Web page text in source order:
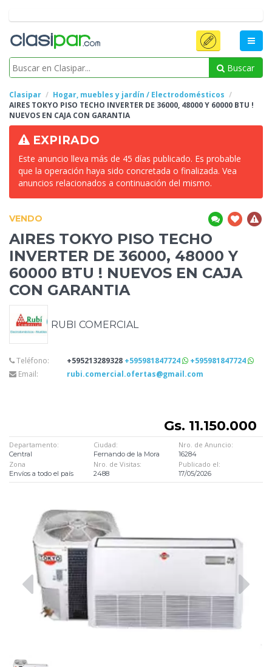
Buscar
Clasipar
Hogar, muebles y jardín / Electrodomésticos
AIRES TOKYO PISO TECHO INVERTER DE 36000, 48000 Y 60000 BTU !
NUEVOS EN CAJA CON GARANTIA
EXPIRADO
Este anuncio lleva más de 45 días publicado. Es probable
que la operación haya sido concretada o finalizada. Vea
anuncios relacionados a continuación del mismo.
VENDO
AIRES TOKYO PISO TECHO
INVERTER DE 36000, 48000 Y
60000 BTU ! NUEVOS EN CAJA
CON GARANTIA
RUBI COMERCIAL
Teléfono: +595213289328 +595981847724
+595981847724
Email:
rubi.comercial.ofertas@gmail.com
Gs. 11.150.000
Departamento:
Central
Ciudad:
Fernando de la Mora
Nro. de Anuncio:
16284
Zona
Envíos a todo el país
Nro. de Visitas:
2488
Publicado el:
17/05/2026